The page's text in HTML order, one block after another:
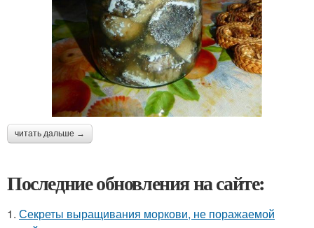
читать дальше →
Последние обновления на сайте:
1. Секреты выращивания моркови, не поражаемой